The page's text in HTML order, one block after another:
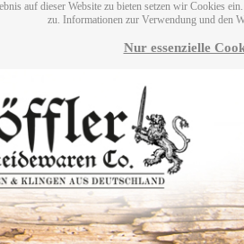
auf dieser Website zu bieten setzen wir Cookies
zu. Informationen zur Verwendung und den
Nur essenzielle